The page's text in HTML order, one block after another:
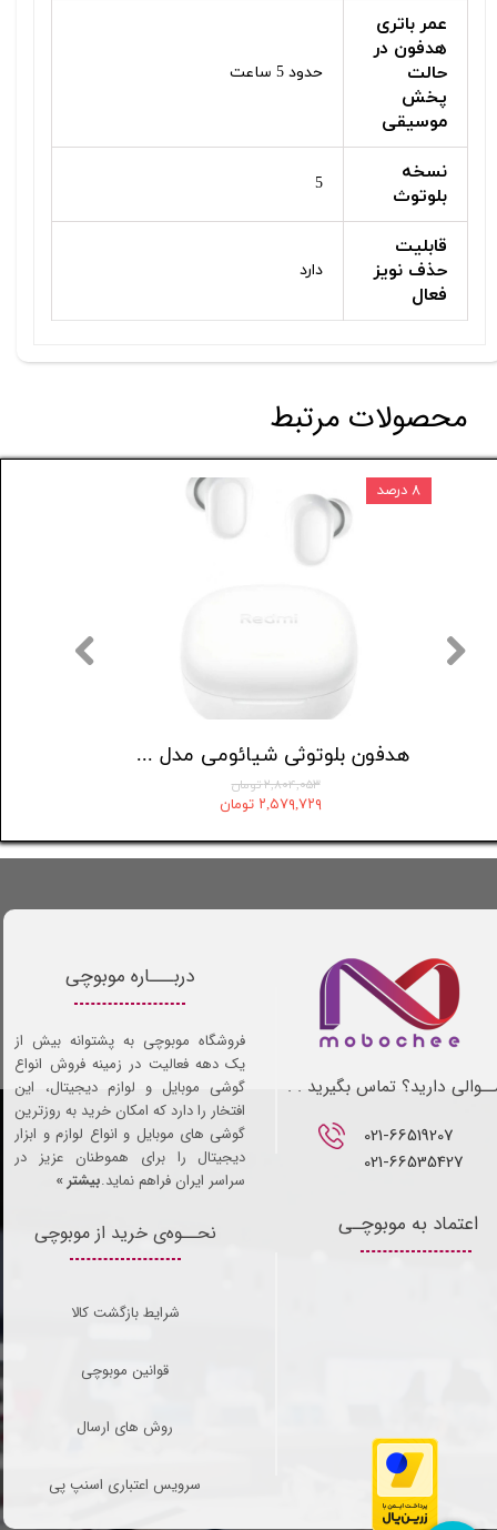
عمر باتری
هدفون در
حالت
پخش
موسیقی
حدود 5 ساعت
نسخه
بلوتوث
5
قابلیت
حذف نویز
فعال
دارد
محصولات مرتبط
هدفون بلوتوثی شیائومی مدل Redmi Buds 6 Play
۲,۸۰۴,۰۵۳ تومان
۲,۵۷۹,۷۲۹ تومان
۸ درصد
021-66519207​​​​​​​
021-66535427
دارید؟ تماس بگیرید . .
نحــوه‌ی خرید از موبوچی
شرایط بازگشت کالا
قوانین موبوچی
روش های ارسال
سرویس اعتباری اسنپ پی
اعتماد به موبوچـی
دربـــاره موبوچی
فروشگاه موبوچی به پشتوانه بیش از
یک دهه فعالیت در زمینه فروش انواع
گوشی موبایل و لوازم دیجیتال، این
افتخار را دارد که امکان خرید به روزترین
گوشی های موبایل و انواع لوازم و ابزار
دیجیتال را برای هموطنان عزیز در
سراسر ایران فراهم نماید.بیشتر »